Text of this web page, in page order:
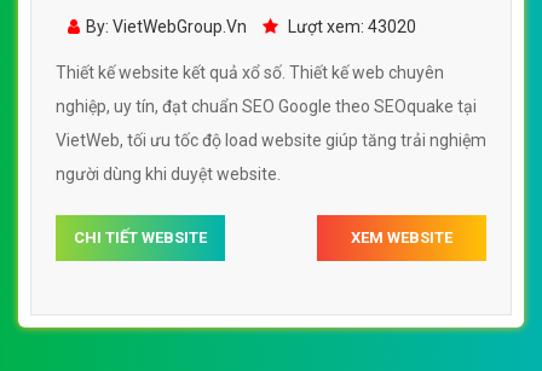
chuyên nghiệp chuẩn SEO
By: VietWebGroup.Vn Lượt xem: 43020
Thiết kế website kết quả xổ số. Thiết kế web chuyên
nghiệp, uy tín, đạt chuẩn SEO Google theo SEOquake tại
VietWeb, tối ưu tốc độ load website giúp tăng trải nghiệm
người dùng khi duyệt website.
CHI TIẾT WEBSITE XEM WEBSITE